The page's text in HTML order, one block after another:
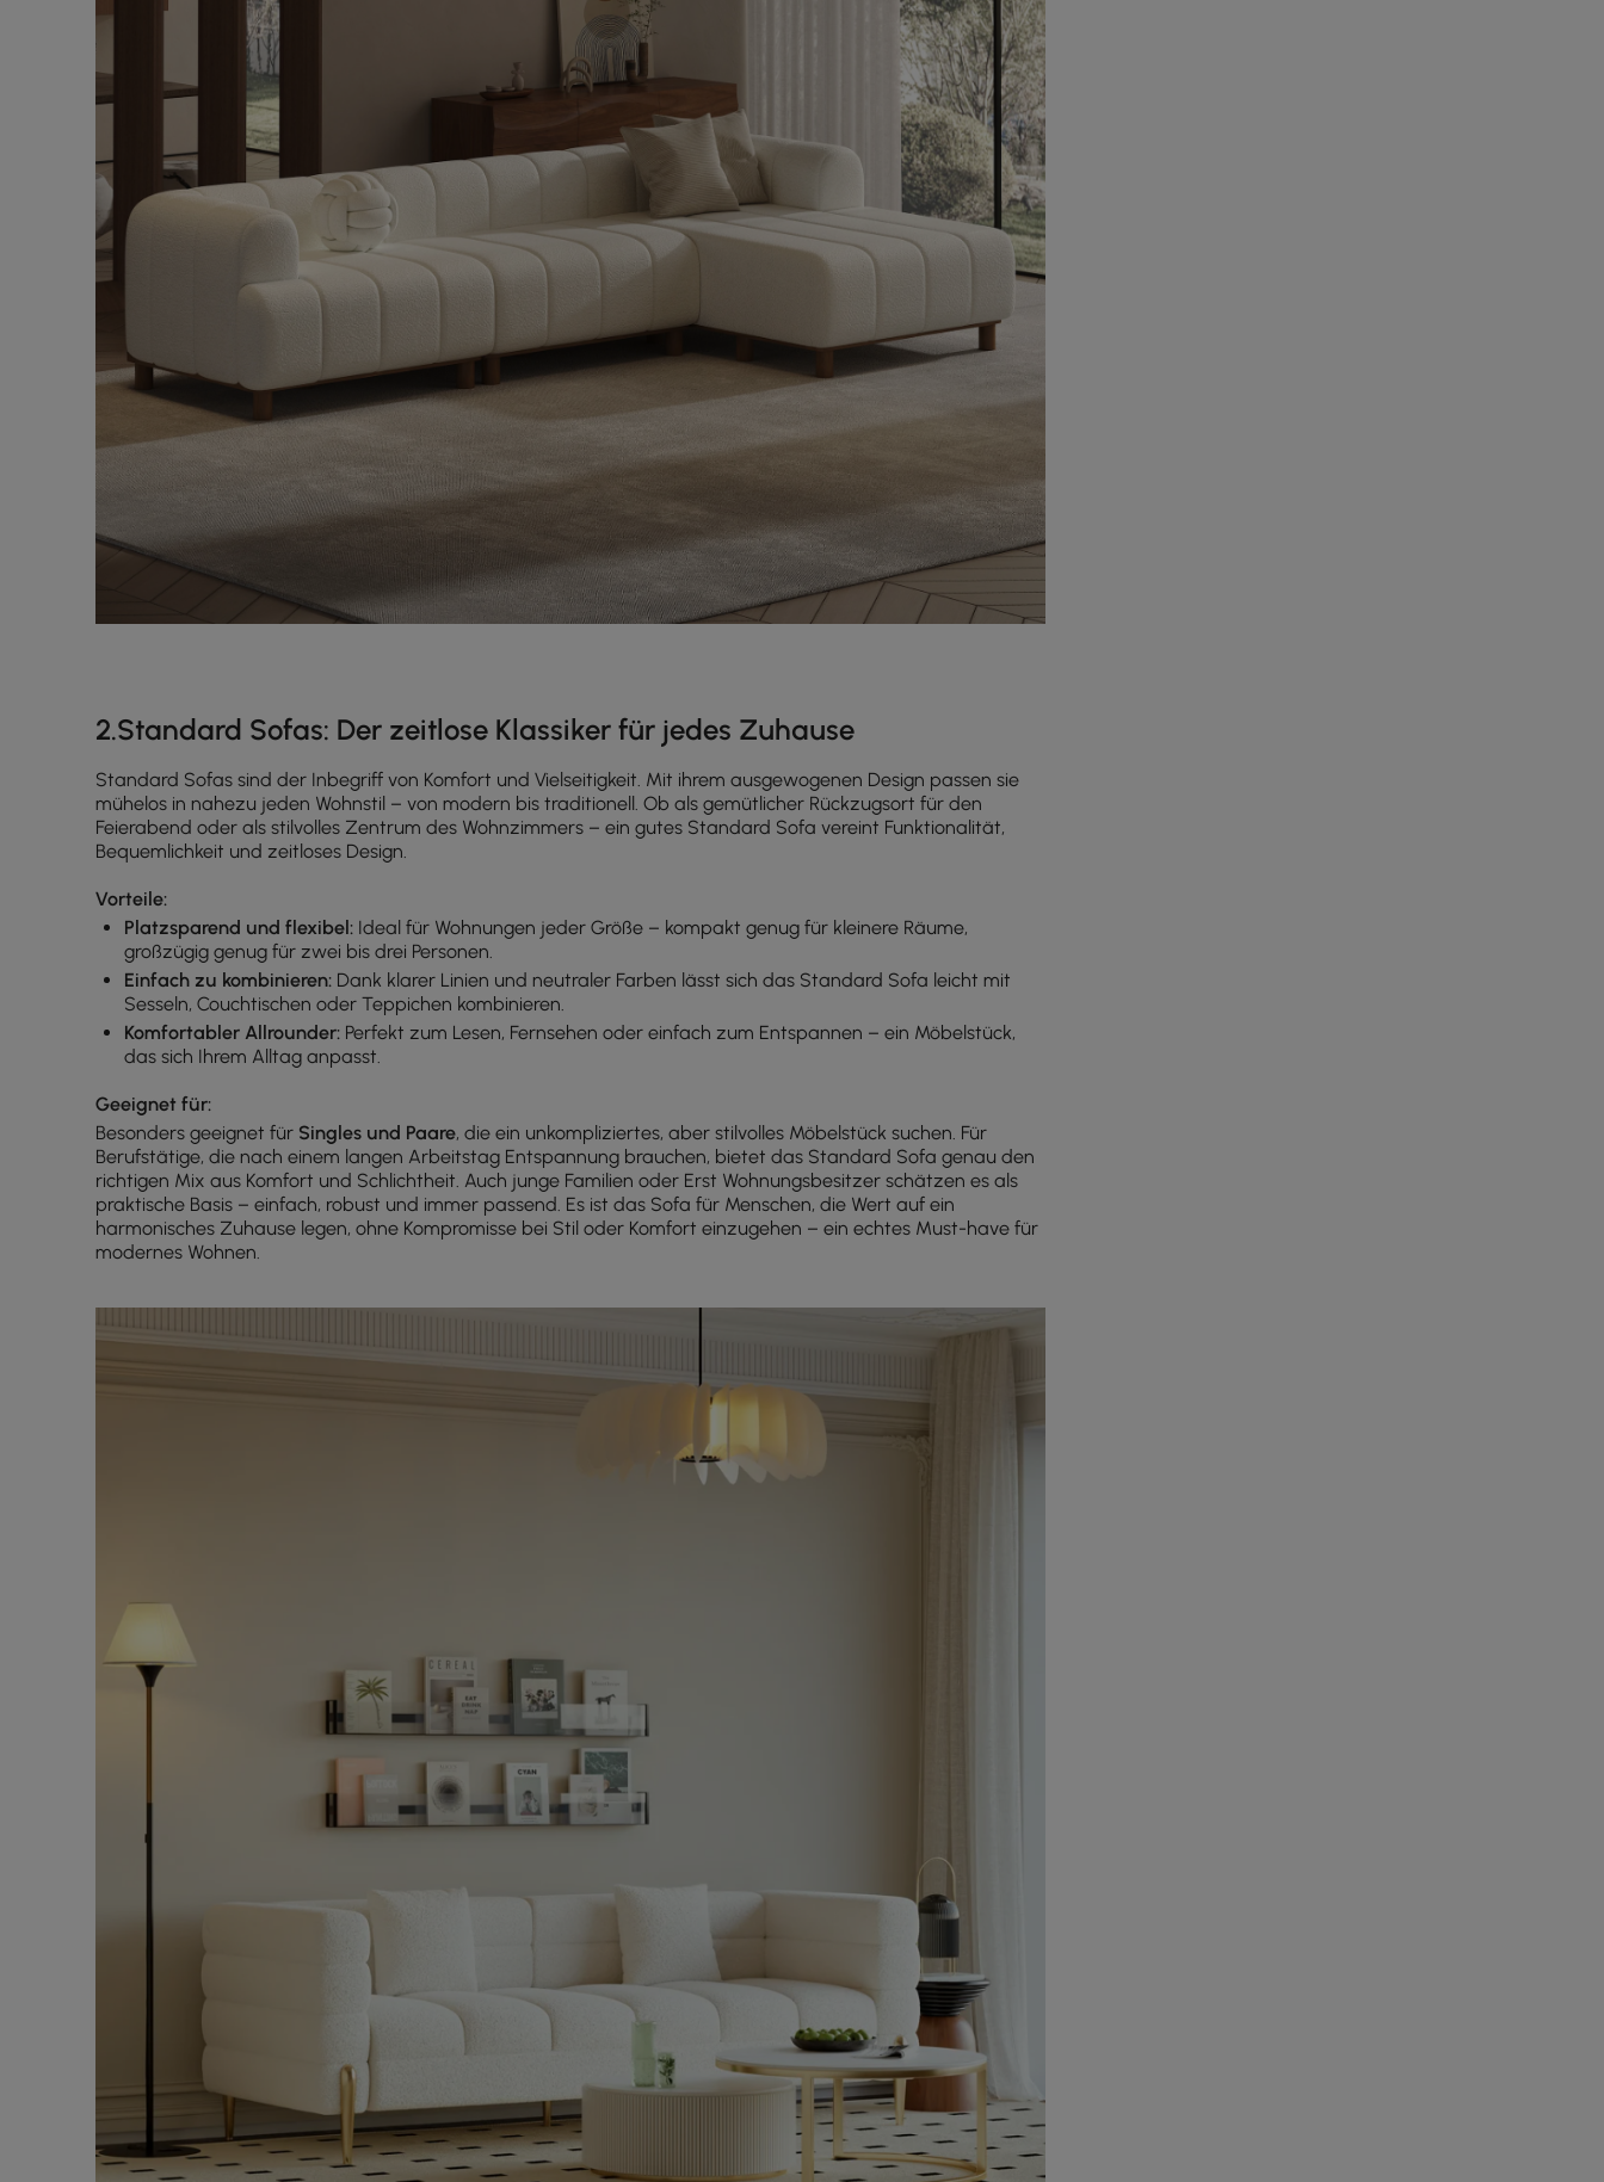
2.Standard Sofas: Der zeitlose Klassiker für jedes Zuhause
Standard Sofas sind der Inbegriff von Komfort und Vielseitigkeit. Mit ihrem ausgewogenen Design passen sie
mühelos in nahezu jeden Wohnstil – von modern bis traditionell. Ob als gemütlicher Rückzugsort für den
Feierabend oder als stilvolles Zentrum des Wohnzimmers – ein gutes Standard Sofa vereint Funktionalität,
Bequemlichkeit und zeitloses Design.
Vorteile:
Platzsparend und flexibel: Ideal für Wohnungen jeder Größe – kompakt genug für kleinere Räume,
großzügig genug für zwei bis drei Personen.
Einfach zu kombinieren: Dank klarer Linien und neutraler Farben lässt sich das Standard Sofa leicht mit
Sesseln, Couchtischen oder Teppichen kombinieren.
Komfortabler Allrounder: Perfekt zum Lesen, Fernsehen oder einfach zum Entspannen – ein Möbelstück,
das sich Ihrem Alltag anpasst.
Geeignet für:
Besonders geeignet für Singles und Paare, die ein unkompliziertes, aber stilvolles Möbelstück suchen. Für
Berufstätige, die nach einem langen Arbeitstag Entspannung brauchen, bietet das Standard Sofa genau den
richtigen Mix aus Komfort und Schlichtheit. Auch junge Familien oder Erst Wohnungsbesitzer schätzen es als
praktische Basis – einfach, robust und immer passend. Es ist das Sofa für Menschen, die Wert auf ein
harmonisches Zuhause legen, ohne Kompromisse bei Stil oder Komfort einzugehen – ein echtes Must-have für
modernes Wohnen.